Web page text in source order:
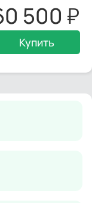
500
Купить